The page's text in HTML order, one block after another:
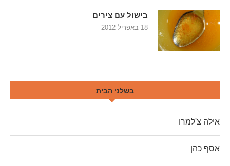
בישול עם צירים
18 באפריל 2012
בשלני הבית
אילה צ'למרו
אסף כהן